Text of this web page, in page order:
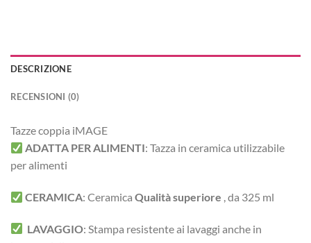
DESCRIZIONE
RECENSIONI (0)
Tazze coppia iMAGE
ADATTA PER ALIMENTI:Tazza in ceramica utilizzabile
per alimenti
CERAMICA:Ceramica Qualità superiore , da 325 ml
LAVAGGIO: Stampa resistente ai lavaggi anche in